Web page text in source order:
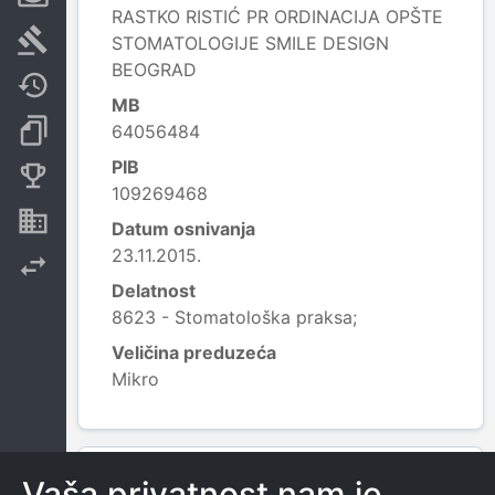
Sudski sporovi
Dokumenti i objave
Konkurentske kompanije
Nekretnine i imovina
RASTKO RISTIĆ PR ORDINACIJA OPŠTE
STOMATOLOGIJE SMILE DESIGN
BEOGRAD
MB
64056484
PIB
109269468
Datum osnivanja
23.11.2015.
Delatnost
8623 - Stomatološka praksa;
Veličina preduzeća
Mikro
KONTAKTI